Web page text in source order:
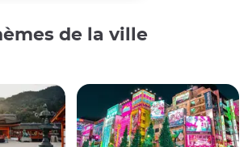
de la ville